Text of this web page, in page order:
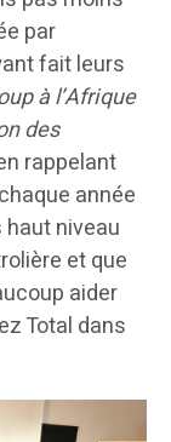
par
fait leurs
à l’Afrique
des
rappelant
année
niveau
et que
aider
Total dans